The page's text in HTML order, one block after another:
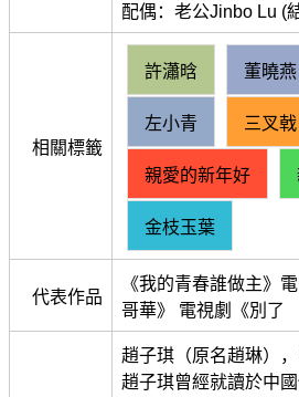
配偶：老公Jinbo Lu (
相關標籤
許瀟晗 董曉燕
左小青 三叉戟
親愛的新年好
金枝玉葉
代表作品
《我的青春誰做主》
哥華》 電視劇《別了
趙子琪（原名趙琳）
趙子琪曾經就讀於中